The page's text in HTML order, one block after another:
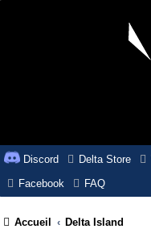
Discord Delta Store
Facebook
FAQ
Accueil
Delta Island